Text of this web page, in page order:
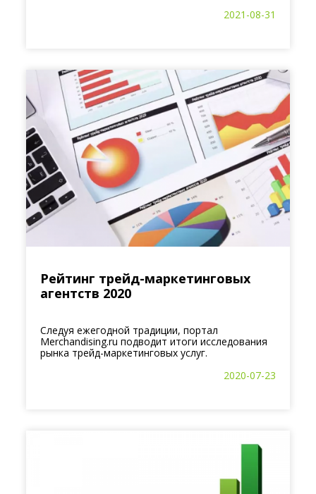
2021-08-31
Рейтинг трейд-маркетинговых
агентств 2020
Следуя ежегодной традиции, портал
Merchandising.ru подводит итоги исследования
рынка трейд-маркетинговых услуг.
2020-07-23